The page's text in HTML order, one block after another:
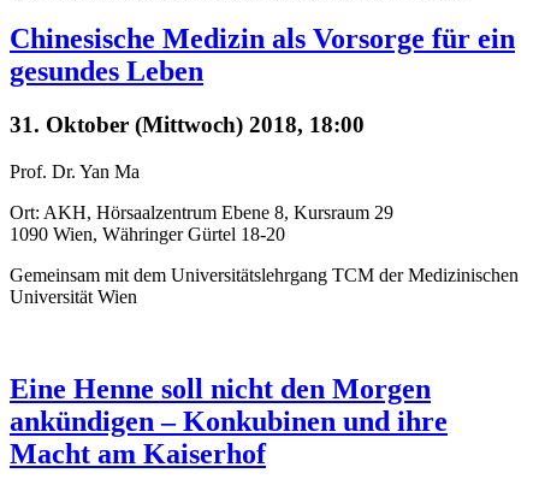
Chinesische Medizin als Vorsorge für ein
gesundes Leben
31. Oktober (Mittwoch) 2018, 18:00
Prof. Dr. Yan Ma
Ort: AKH, Hörsaalzentrum Ebene 8, Kursraum 29
1090 Wien, Währinger Gürtel 18-20
Gemeinsam mit dem Universitätslehrgang TCM der Medizinischen
Universität Wien
Eine Henne soll nicht den Morgen
ankündigen – Konkubinen und ihre
Macht am Kaiserhof